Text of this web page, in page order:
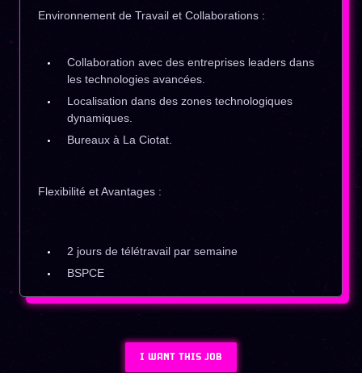
Environnement de Travail et Collaborations :
Collaboration avec des entreprises leaders dans
les technologies avancées.
Localisation dans des zones technologiques
dynamiques.
Bureaux à La Ciotat.
Flexibilité et Avantages :
2 jours de télétravail par semaine
BSPCE
I WANT THIS JOB